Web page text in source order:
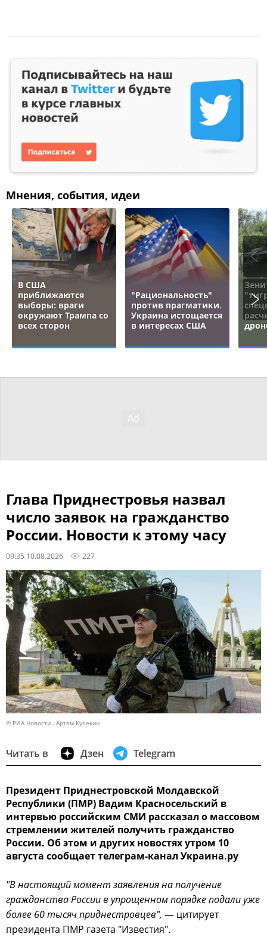
Мнения, события, идеи
В США
приближаются
выборы: враги
окружают Трампа со
всех сторон
"Рациональность"
против прагматики.
Украина истощается
в интересах США
Глава Приднестровья назвал
число заявок на гражданство
России. Новости к этому часу
09:35 10.08.2026 227
© РИА Новости . Артем Кулекин
Читать в Дзен Telegram
Президент Приднестровской Молдавской
Республики (ПМР) Вадим Красносельский в
интервью российским СМИ рассказал о массовом
стремлении жителей получить гражданство
России. Об этом и других новостях утром 10
августа сообщает телеграм-канал Украина.ру
"В настоящий момент заявления на получение
гражданства России в упрощенном порядке подали уже
более 60 тысяч приднестровцев", — цитирует
президента ПМР газета "Известия".